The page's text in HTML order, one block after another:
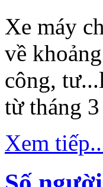
Xe máy
về
công,
từ tháng
Xem